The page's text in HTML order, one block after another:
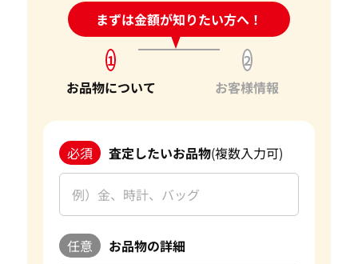
まずは金額が知りたい方へ！
24時間受付中!問い合わせフォーム
1
お品物について
2
お客様情報
必須 査定したいお品物(複数入力可)
任意 お品物の詳細